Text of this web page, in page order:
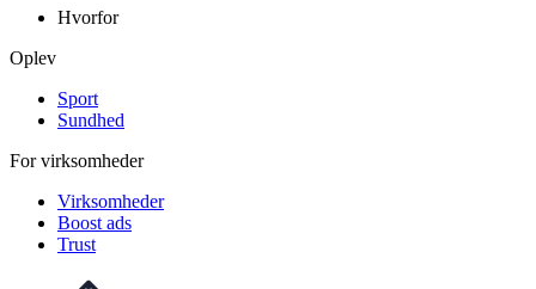
Hvorfor
Oplev
Sport
Sundhed
For virksomheder
Virksomheder
Boost ads
Trust